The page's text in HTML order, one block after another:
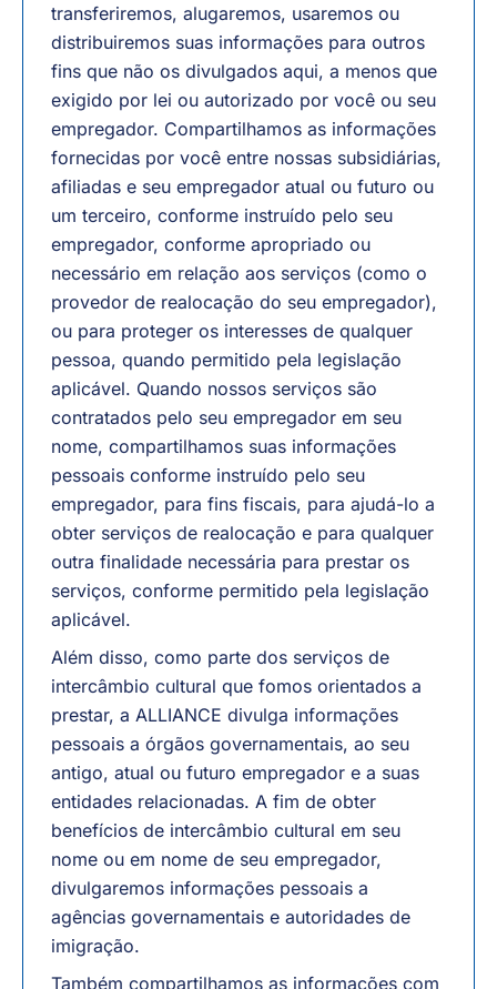
transferiremos, alugaremos, usaremos ou
distribuiremos suas informações para outros
fins que não os divulgados aqui, a menos que
exigido por lei ou autorizado por você ou seu
empregador. Compartilhamos as informações
fornecidas por você entre nossas subsidiárias,
afiliadas e seu empregador atual ou futuro ou
um terceiro, conforme instruído pelo seu
empregador, conforme apropriado ou
necessário em relação aos serviços (como o
provedor de realocação do seu empregador),
ou para proteger os interesses de qualquer
pessoa, quando permitido pela legislação
aplicável. Quando nossos serviços são
contratados pelo seu empregador em seu
nome, compartilhamos suas informações
pessoais conforme instruído pelo seu
empregador, para fins fiscais, para ajudá-lo a
obter serviços de realocação e para qualquer
outra finalidade necessária para prestar os
serviços, conforme permitido pela legislação
aplicável.
Além disso, como parte dos serviços de
intercâmbio cultural que fomos orientados a
prestar, a ALLIANCE divulga informações
pessoais a órgãos governamentais, ao seu
antigo, atual ou futuro empregador e a suas
entidades relacionadas. A fim de obter
benefícios de intercâmbio cultural em seu
nome ou em nome de seu empregador,
divulgaremos informações pessoais a
agências governamentais e autoridades de
imigração.
Também compartilhamos as informações com